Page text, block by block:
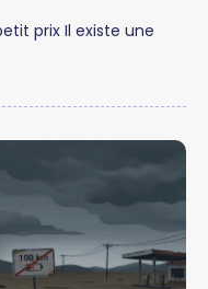
prix Il existe une